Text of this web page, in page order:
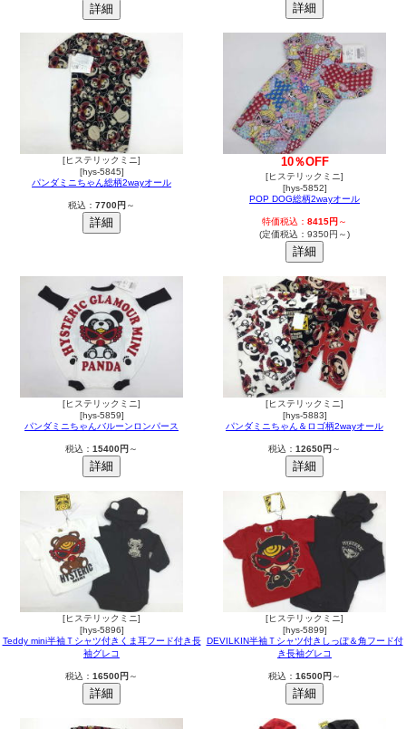
[ヒステリックミニ]
[hys-5845]
パンダミニちゃん総柄2wayオール
税込： 7700円 ～
10％OFF
[ヒステリックミニ]
[hys-5852]
POP DOG総柄2wayオール
特価税込： 8415円 ～
(定価税込：9350円～)
[ヒステリックミニ]
[hys-5859]
パンダミニちゃんバルーンロンパース
税込： 15400円 ～
[ヒステリックミニ]
[hys-5883]
パンダミニちゃん＆ロゴ柄2wayオール
税込： 12650円 ～
[ヒステリックミニ]
[hys-5896]
Teddy mini半袖Ｔシャツ付きくま耳フード付き長
袖グレコ
税込： 16500円 ～
[ヒステリックミニ]
[hys-5899]
DEVILKIN半袖Ｔシャツ付きしっぽ＆角フード付
き長袖グレコ
税込： 16500円 ～